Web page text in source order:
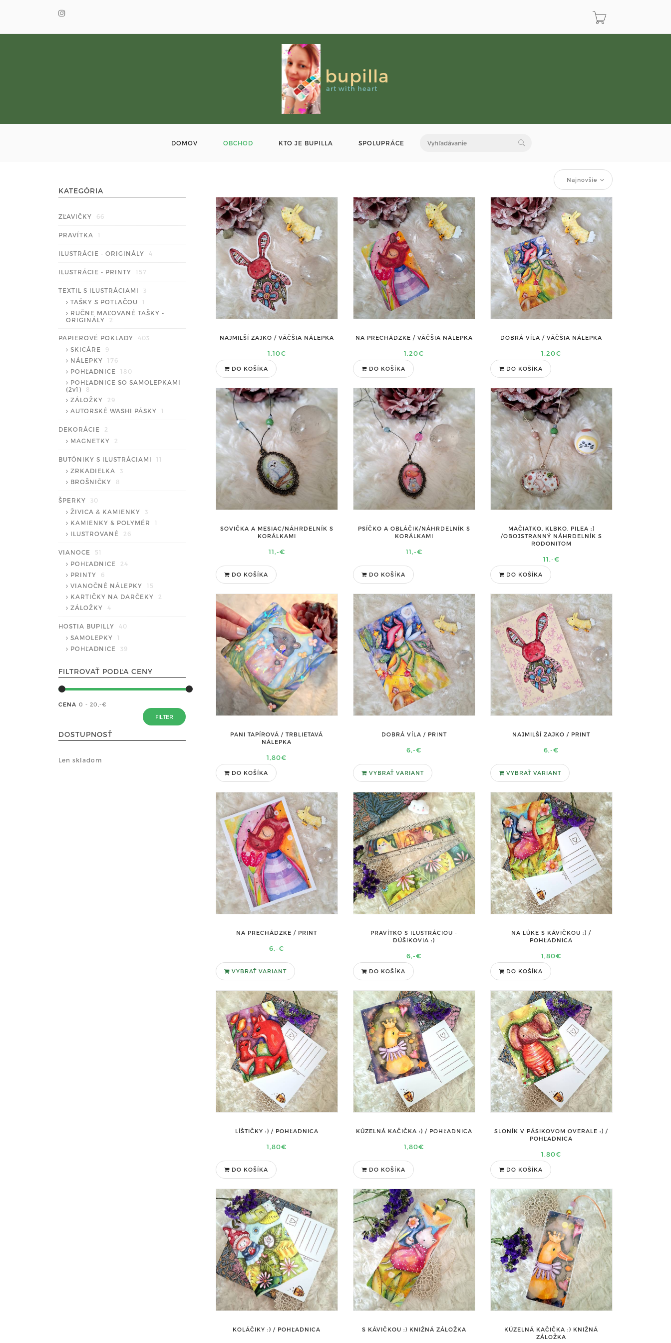
bupilla
art with heart
DOMOV OBCHOD KTO JE BUPILLA SPOLUPRÁCE
KATEGÓRIA
ZĽAVIČKY 66
PRAVÍTKA 1
ILUSTRÁCIE - ORIGINÁLY 4
ILUSTRÁCIE - PRINTY 157
TEXTIL S ILUSTRÁCIAMI
3
TAŠKY S POTLAČOU
1
RUČNE MAĽOVANÉ TAŠKY -
ORIGINÁLY
2
PAPIEROVÉ POKLADY
403
SKICÁRE
9
NÁLEPKY
176
POHĽADNICE
180
POHĽADNICE SO SAMOLEPKAMI
(2v1)
8
ZÁLOŽKY
29
AUTORSKÉ WASHI PÁSKY
1
DEKORÁCIE
2
MAGNETKY
2
BUTÓNIKY S ILUSTRÁCIAMI
11
ZRKADIELKA
3
BROŠNIČKY
8
ŠPERKY
30
ŽIVICA & KAMIENKY
3
KAMIENKY & POLYMÉR
1
ILUSTROVANÉ
26
VIANOCE
51
POHĽADNICE
24
PRINTY
6
VIANOČNÉ NÁLEPKY
15
KARTIČKY NA DARČEKY
2
ZÁLOŽKY
4
HOSTIA BUPILLY
40
SAMOLEPKY
1
POHĽADNICE
39
FILTROVAŤ PODĽA CENY
CENA 0 - 20 ,-€
DOSTUPNOSŤ
Len skladom
Najnovšie
NAJMILŠÍ ZAJKO / VÄČŠIA NÁLEPKA
1,10€
DO KOŠÍKA
NA PRECHÁDZKE / VÄČŠIA NÁLEPKA
1,20€
DO KOŠÍKA
DOBRÁ VÍLA / VÄČŠIA NÁLEPKA
1,20€
DO KOŠÍKA
SOVIČKA A MESIAC/NÁHRDELNÍK S
KORÁLKAMI
11,-€
DO KOŠÍKA
PSÍČKO A OBLÁČIK/NÁHRDELNÍK S
KORÁLKAMI
11,-€
DO KOŠÍKA
MAČIATKO, KLBKO, PILEA :)
/OBOJSTRANNÝ NÁHRDELNÍK S
RODONITOM
11,-€
DO KOŠÍKA
PANI TAPÍROVÁ / TRBLIETAVÁ
NÁLEPKA
1,80€
DO KOŠÍKA
DOBRÁ VÍLA / PRINT
6,-€
VYBRAŤ VARIANT
NAJMILŠÍ ZAJKO / PRINT
6,-€
VYBRAŤ VARIANT
NA PRECHÁDZKE / PRINT
6,-€
VYBRAŤ VARIANT
PRAVÍTKO S ILUSTRÁCIOU -
DÚŠIKOVIA :)
6,-€
DO KOŠÍKA
NA LÚKE S KÁVIČKOU :) /
POHĽADNICA
1,80€
DO KOŠÍKA
LÍŠTIČKY :) / POHĽADNICA
1,80€
DO KOŠÍKA
KÚZELNÁ KAČIČKA :) / POHĽADNICA
1,80€
DO KOŠÍKA
SLONÍK V PÁSIKOVOM OVERALE :) /
POHĽADNICA
1,80€
DO KOŠÍKA
KOLÁČIKY :) / POHĽADNICA S KÁVIČKOU :) KNIŽNÁ ZÁLOŽKA
KÚZELNÁ KAČIČKA :) KNIŽNÁ
ZÁLOŽKA